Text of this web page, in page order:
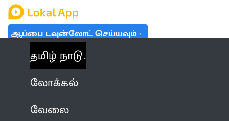
ஆப்பை டவுன்லோட் செய்யவும்
தமிழ் நாடு
லோக்கல்
வேலை